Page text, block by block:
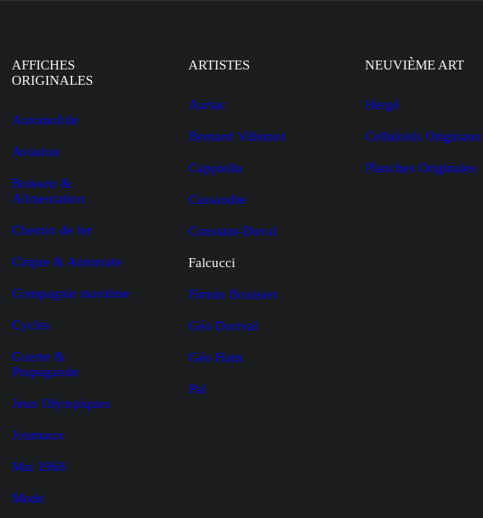
AFFICHES
ORIGINALES
Automobile
Aviation
Boisson &
Alimentation
Chemin de fer
Cirque & Automate
Compagnie maritime
Cycles
Guerre &
Propagande
Jeux Olympiques
Journaux
Mai 1968
Mode
ARTISTES
Auriac
Bernard Villemot
Cappiello
Cassandre
Constant-Duval
Falcucci
Firmin Bouisset
Géo Dorival
Géo Ham
Pal
NEUVIÈME ART
Hergé
Celluloïds Originaux
Planches Originales